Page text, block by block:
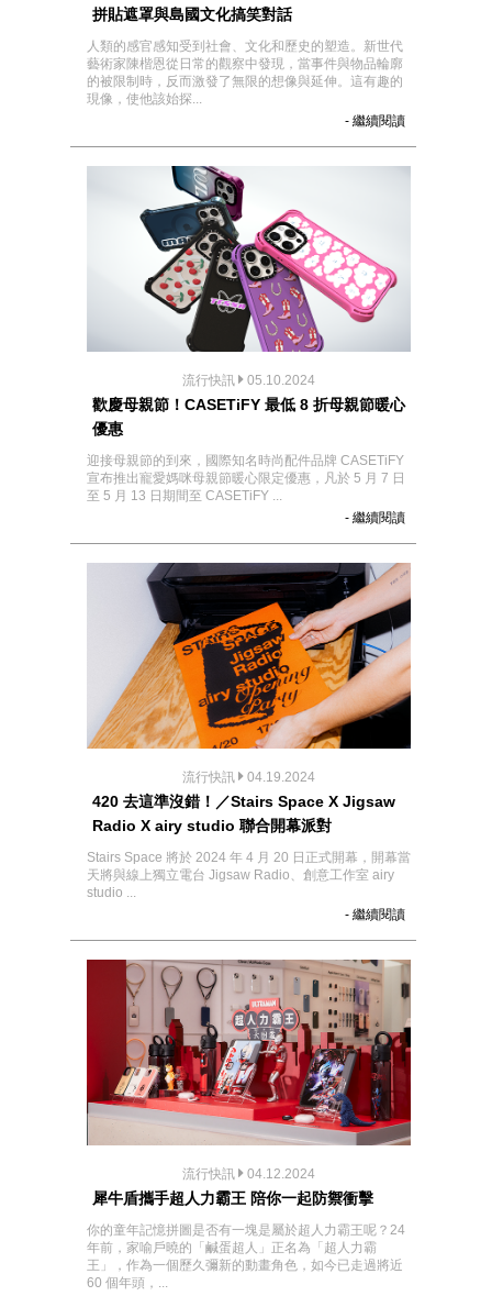
拼貼遮罩與島國文化搞笑對話
人類的感官感知受到社會、文化和歷史的塑造。新世代
藝術家陳楷恩從日常的觀察中發現，當事件與物品輪廓
的被限制時，反而激發了無限的想像與延伸。這有趣的
現像，使他該始探...
- 繼續閱讀
流行快訊 05.10.2024
歡慶母親節！CASETiFY 最低 8 折母親節暖心
優惠
迎接母親節的到來，國際知名時尚配件品牌 CASETiFY
宣布推出寵愛媽咪母親節暖心限定優惠，凡於 5 月 7 日
至 5 月 13 日期間至 CASETiFY ...
- 繼續閱讀
流行快訊 04.19.2024
420 去這準沒錯！／Stairs Space X Jigsaw
Radio X airy studio 聯合開幕派對
Stairs Space 將於 2024 年 4 月 20 日正式開幕，開幕當
天將與線上獨立電台 Jigsaw Radio、創意工作室 airy
studio ...
- 繼續閱讀
流行快訊 04.12.2024
犀牛盾攜手超人力霸王 陪你一起防禦衝擊
你的童年記憶拼圖是否有一塊是屬於超人力霸王呢？24
年前，家喻戶曉的「鹹蛋超人」正名為「超人力霸
王」，作為一個歷久彌新的動畫角色，如今已走過將近
60 個年頭，...